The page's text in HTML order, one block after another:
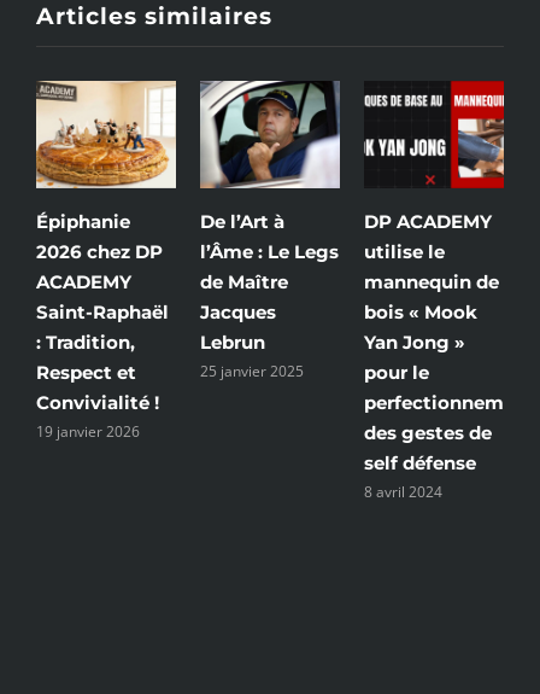
Articles similaires
DP
!
De l’Art à
l’Âme : Le Legs
de Maître
Jacques
Lebrun
25 janvier 2025
DP ACADEMY
utilise le
mannequin de
bois « Mook
Yan Jong »
pour le
perfectionnement
des gestes de
Pour
notre
s’applique
dans toutes
les
sportives et
dans la vie de
tous les jours
10 juillet 2023